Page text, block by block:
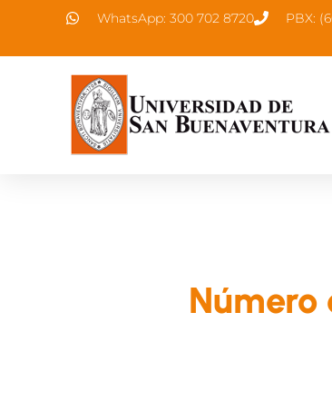
WhatsApp: 300 702 8720 PBX: